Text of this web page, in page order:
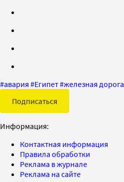
#авария #Египет#железная дорога
Подписаться
Информация:
Контактная информация
Правила обработки
Реклама в журнале
Реклама на сайте